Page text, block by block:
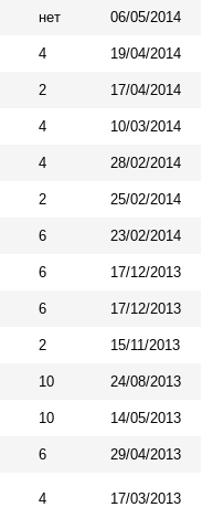
нет 06/05/2014
4 19/04/2014
2 17/04/2014
4 10/03/2014
4 28/02/2014
2 25/02/2014
6 23/02/2014
6 17/12/2013
6 17/12/2013
2 15/11/2013
10 24/08/2013
10 14/05/2013
6 29/04/2013
4 17/03/2013